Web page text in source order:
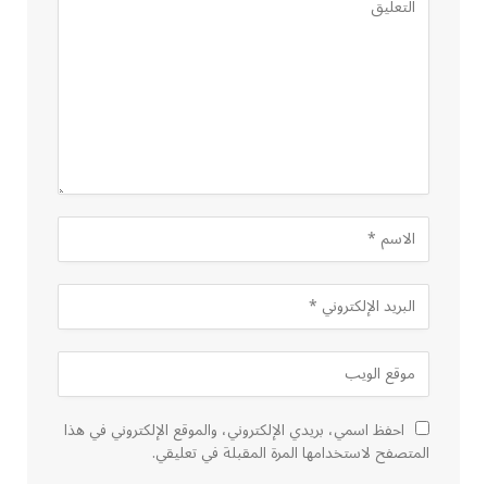
احفظ اسمي، بريدي الإلكتروني، والموقع الإلكتروني في هذا
المتصفح لاستخدامها المرة المقبلة في تعليقي.